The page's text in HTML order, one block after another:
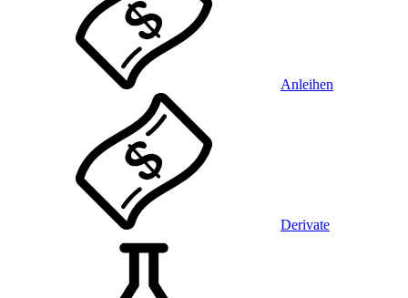
Anleihen
Derivate